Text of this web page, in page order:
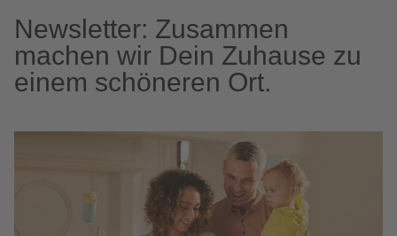
Newsletter: Zusammen
machen wir Dein Zuhause zu
einem schöneren Ort.